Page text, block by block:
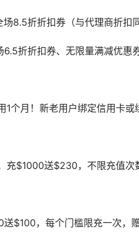
8.5折折扣券（与代理商折扣
折折扣券、无限量满减优惠
个月！新老用户绑定信用卡
充$1000送$230，不限充值次
$100，每个门槛限充一次，